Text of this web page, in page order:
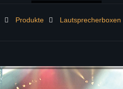
Produkte Lautsprecherboxen